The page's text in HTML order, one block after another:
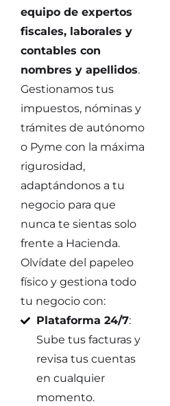
equipo de expertos
fiscales, laborales y
contables con
nombres y apellidos.
Gestionamos tus
impuestos, nóminas y
trámites de autónomo
o Pyme con la máxima
rigurosidad,
adaptándonos a tu
negocio para que
nunca te sientas solo
frente a Hacienda.
Olvídate del papeleo
físico y gestiona todo
tu negocio con:
Plataforma 24/7:
Sube tus facturas y
revisa tus cuentas
en cualquier
momento.